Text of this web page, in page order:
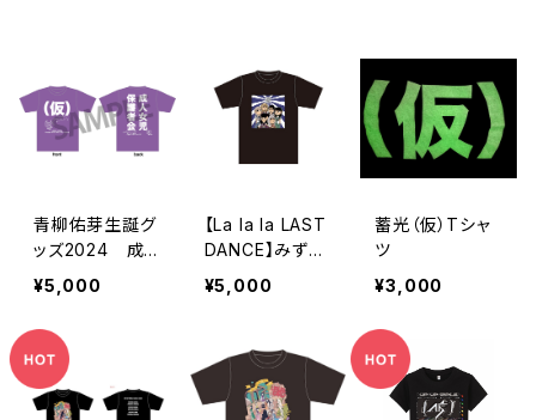
青柳佑芽生誕グ
ッズ2024 成
人女児保護者会
Tシャツ2024
¥5,000
【La la la LAST
DANCE】みずし
な孝之先生イラ
ストTシャツ
¥5,000
蓄光（仮）Tシャ
ツ
¥3,000